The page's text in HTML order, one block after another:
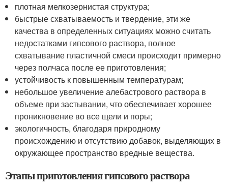
плотная мелкозернистая структура;
быстрые схватываемость и твердение, эти же
качества в определенных ситуациях можно считать
недостатками гипсового раствора, полное
схватывание пластичной смеси происходит примерно
через полчаса после ее приготовления;
устойчивость к повышенным температурам;
небольшое увеличение алебастрового раствора в
объеме при застывании, что обеспечивает хорошее
проникновение во все щели и поры;
экологичность, благодаря природному
происхождению и отсутствию добавок, выделяющих в
окружающее пространство вредные вещества.
Этапы приготовления гипсового раствора